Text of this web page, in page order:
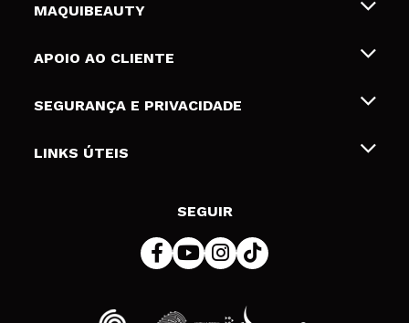
MAQUIBEAUTY
Sobre nós
Gift Cards
APOIO AO CLIENTE
Envios e Devoluções
Formas de pagamento
SEGURANÇA E PRIVACIDADE
Termos e Privacidade
LINKS ÚTEIS
SEGUIR